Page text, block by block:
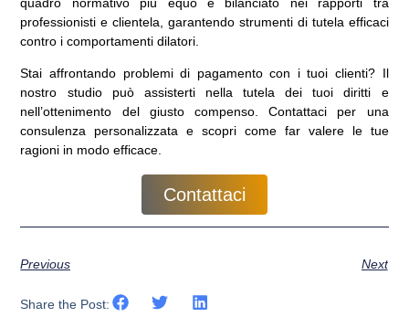
professionisti e clientela, garantendo strumenti di tutela efficaci
contro i comportamenti dilatori.
Stai affrontando problemi di pagamento con i tuoi clienti? Il
nostro studio può assisterti nella tutela dei tuoi diritti e
nell’ottenimento del giusto compenso. Contattaci per una
consulenza personalizzata e scopri come far valere le tue
ragioni in modo efficace.
Contattaci
Previous Next
Share the Post: